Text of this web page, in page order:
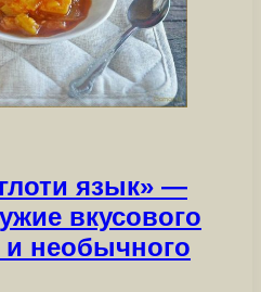
язык» —
вкусового
необычного